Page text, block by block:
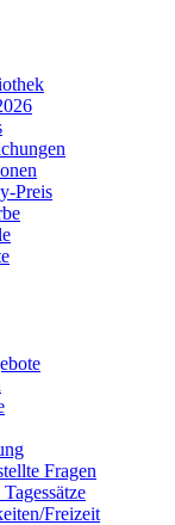
Preis
Fragen
Freizeit